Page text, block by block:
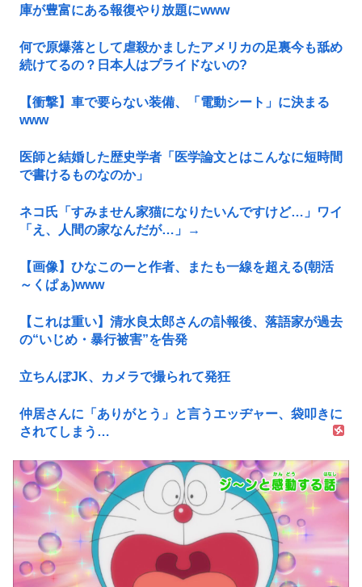
庫が豊富にある報復やり放題にwww
何で原爆落として虐殺かましたアメリカの足裏今も舐め
続けてるの？日本人はプライドないの?
【衝撃】車で要らない装備、「電動シート」に決まる
www
医師と結婚した歴史学者「医学論文とはこんなに短時間
で書けるものなのか」
ネコ氏「すみません家猫になりたいんですけど…」ワイ
「え、人間の家なんだが…」→
【画像】ひなこのーと作者、またも一線を超える(朝活
～くぱぁ)www
【これは重い】清水良太郎さんの訃報後、落語家が過去
の“いじめ・暴行被害”を告発
立ちんぼJK、カメラで撮られて発狂
仲居さんに「ありがとう」と言うエッヂャー、袋叩きに
されてしまう…